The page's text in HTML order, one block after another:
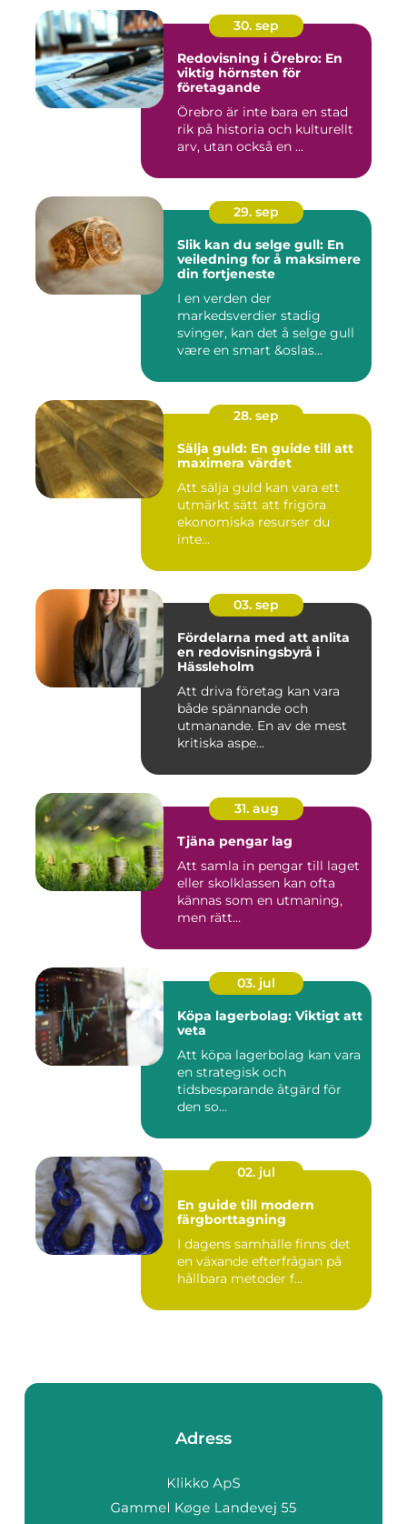
30. sep
Redovisning i Örebro: En
viktig hörnsten för
företagande
Örebro är inte bara en stad
rik på historia och kulturellt
arv, utan också en ...
29. sep
Slik kan du selge gull: En
veiledning for å maksimere
din fortjeneste
I en verden der
markedsverdier stadig
svinger, kan det å selge gull
være en smart &oslas...
28. sep
Sälja guld: En guide till att
maximera värdet
Att sälja guld kan vara ett
utmärkt sätt att frigöra
ekonomiska resurser du
inte...
03. sep
Fördelarna med att anlita
en redovisningsbyrå i
Hässleholm
Att driva företag kan vara
både spännande och
utmanande. En av de mest
kritiska aspe...
31. aug
Tjäna pengar lag
Att samla in pengar till laget
eller skolklassen kan ofta
kännas som en utmaning,
men rätt...
03. jul
Köpa lagerbolag: Viktigt att
veta
Att köpa lagerbolag kan vara
en strategisk och
tidsbesparande åtgärd för
den so...
02. jul
En guide till modern
färgborttagning
I dagens samhälle finns det
en växande efterfrågan på
hållbara metoder f...
Adress